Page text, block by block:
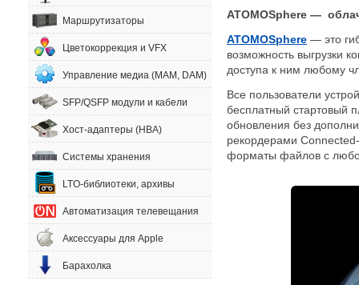
Маршрутизаторы
Цветокоррекция и VFX
Управление медиа (MAM, DAM)
SFP/QSFP модули и кабели
Хост-адаптеры (HBA)
Системы хранения
LTO-библиотеки, архивы
Автоматизация телевещания
Аксессуары для Apple
Барахолка
ATOMOSphere —
ATOMOSphere — это
возможность выгрузки
доступа к ним любому
Все пользователи
бесплатный стартовый
обновления без
рекордерами
форматы файлов с